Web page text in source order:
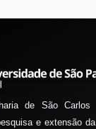
de São
e extensão